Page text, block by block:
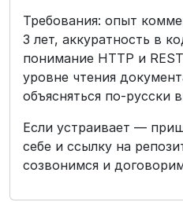
Требования: опыт
3 лет, аккуратность в
понимание HTTP и
уровне чтения
объясняться по‑русски
Если устраивает —
себе и ссылку на
созвонимся и